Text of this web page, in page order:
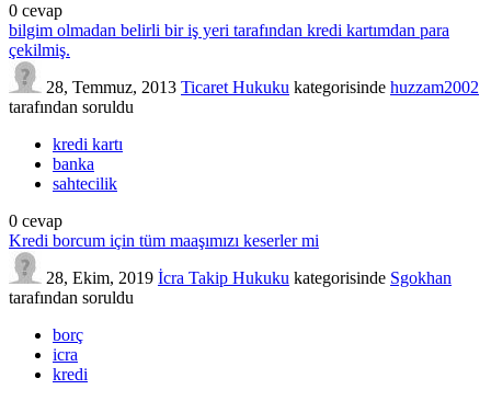
0 cevap
bilgim olmadan belirli bir iş yeri tarafından kredi kartımdan para
çekilmiş.
28, Temmuz, 2013 Ticaret Hukuku kategorisinde huzzam2002
tarafından soruldu
kredi kartı
banka
sahtecilik
0 cevap
Kredi borcum için tüm maaşımızı keserler mi
28, Ekim, 2019 İcra Takip Hukuku kategorisinde Sgokhan
tarafından soruldu
borç
icra
kredi